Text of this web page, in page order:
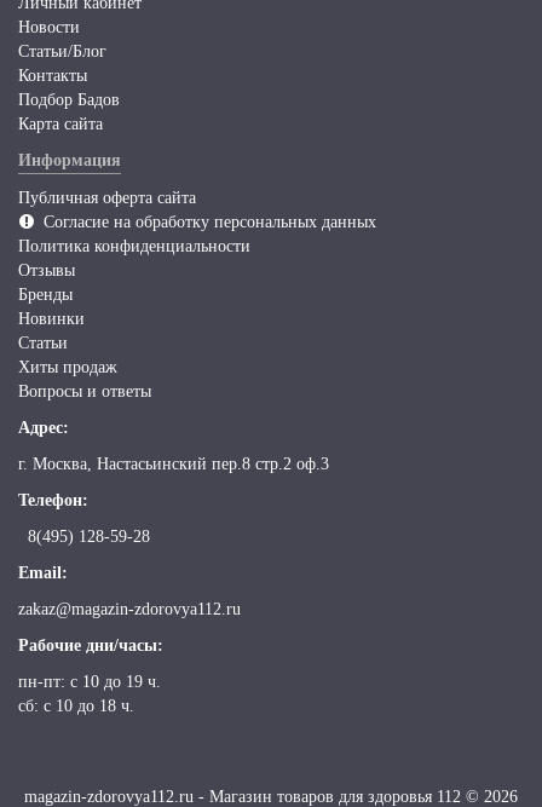
Новости
Статьи/Блог
Контакты
Подбор Бадов
Карта сайта
Информация
Публичная оферта сайта
Согласие на обработку персональных данных
Политика конфиденциальности
Отзывы
Бренды
Новинки
Статьи
Хиты продаж
Вопросы и ответы
Адрес:
г. Москва, Настасьинский пер.8 стр.2 оф.3
Телефон:
8(495) 128-59-28
Email:
zakaz@magazin-zdorovya112.ru
Рабочие дни/часы:
пн-пт: c 10 до 19 ч.
сб: с 10 до 18 ч.
magazin-zdorovya112.ru - Магазин товаров для здоровья 112 © 2026